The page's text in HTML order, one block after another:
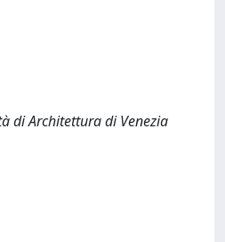
di Architettura di Venezia